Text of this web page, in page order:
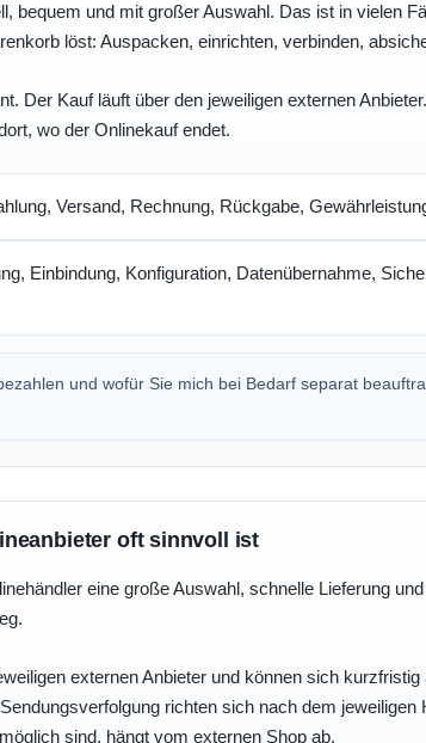
bequem und mit großer Auswahl. Das ist in vielen
löst: Auspacken, einrichten, verbinden,
Der Kauf läuft über den jeweiligen externen
wo der Onlinekauf endet.
Versand, Rechnung, Rückgabe,
Einbindung, Konfiguration, Datenübernahme,
und wofür Sie mich bei Bedarf separat
oft sinnvoll ist
eine große Auswahl, schnelle Lieferung
externen Anbieter und können sich kurzfristig
richten sich nach dem jeweiligen
sind, hängt vom externen Shop ab.